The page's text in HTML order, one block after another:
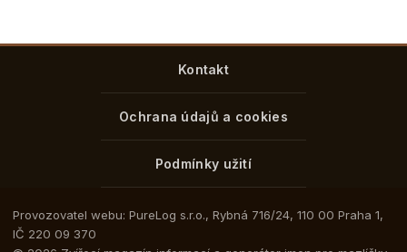
Kontakt
Ochrana údajů a cookies
Podmínky užití
Provozovatel webu: PureLog s.r.o., Rybná 716/24, 110 00 Praha 1,
IČ 220 09 370